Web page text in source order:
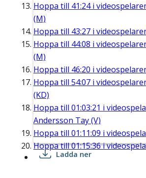
Hoppa till 41:24i
(M)
Hoppa till 43:27 i
Hoppa till 44:08 i
(M)
Hoppa till 46:20 i
Hoppa till 54:07 i
(KD)
Hoppa till 01:03:21 i
Andersson Tay (V)
Hoppa till 01:11:09 i
Hoppa till01:15:36i
Ladda ner